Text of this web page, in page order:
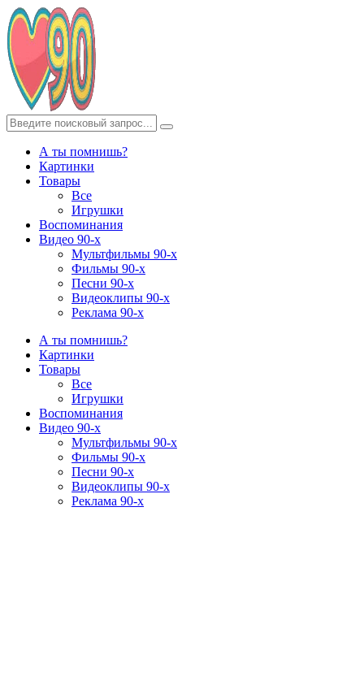
А ты помнишь?
Картинки
Товары
Все
Игрушки
Воспоминания
Видео 90-х
Мультфильмы 90-х
Фильмы 90-х
Песни 90-х
Видеоклипы 90-х
Реклама 90-х
А ты помнишь?
Картинки
Товары
Все
Игрушки
Воспоминания
Видео 90-х
Мультфильмы 90-х
Фильмы 90-х
Песни 90-х
Видеоклипы 90-х
Реклама 90-х